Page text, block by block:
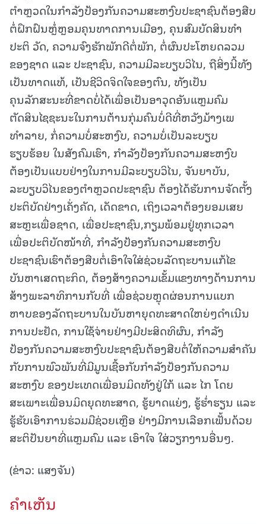
ຕຳຫຼວດໃນກຳລັງປ້ອງກັນຄວາມສະຫງົບປະຊາຊົນຕ້ອງສືບ
ຕໍ່ຝຶກຝົນຫຼໍ່ຫຼອມຄຸນທາດການເມືອງ, ຄຸນສົມບັດສິນທໍາ
ປະຕິ ວັດ, ຄວາມຈົງຮັກພັກດີຕໍ່ພັກ, ຕໍ່ຜົນປະໂຫຍດລວມ
ຂອງຊາດ ແລະ ປະຊາຊົນ, ຄວາມມີລະບຽບວິໄນ, ຖືສິ່ງນີ້ທັງ
ເປັນທາດແທ້, ເປັນຊີວິດຈິດໃຈຂອງຕົນ, ທັງເປັນ
ຄຸນລັກສະນະທີ່ຂາດບໍ່ໄດ້ເພື່ອເປັນອາວຸດອັນແຫຼມຄົມ
ຕັດສິນໄຊຊະນະໃນການຕ້ານກຸ່ມຄົນບໍ່ດີທີ່ຫວັງມ້າງເພ
ທຳລາຍ, ກໍ່ຄວາມບໍ່ສະຫງົບ, ຄວາມບໍ່ເປັນລະບຽບ
ຮຽບຮ້ອຍ ໃນສັງຄົມເຮົາ, ກໍາລັງປ້ອງກັນຄວາມສະຫງົບ
ຕ້ອງເປັນແບບຢ່າງໃນການມີລະບຽບວິໄນ, ຈັນຍາບັນ,
ລະບຽບວິໄນຂອງຕຳຫຼວດປະຊາຊົນ ຕ້ອງໄດ້ຮັບການຈັດຕັ້ງ
ປະຕິບັດຢ່າງເຄັ່ງຄັດ, ເດັດຂາດ, ເຖິງເວລາຕ້ອງຍອມເສຍ
ສະຫຼະເພື່ອຊາດ, ເພື່ອປະຊາຊົນ,ກຽມພ້ອມຢູ່ທຸກເວລາ
ເພື່ອປະຕິບັດໜ້າທີ່, ກຳລັງປ້ອງກັນຄວາມສະຫງົບ
ປະຊາຊົນເຮົາຕ້ອງສືບຕໍ່ເອົາໃຈໃສ່ຊ່ວຍລັດຖະບານແກ້ໄຂ
ບັນຫາເສດຖະກິດ, ຕ້ອງສ້າງຄວາມເຂັ້ມແຂງທາງດ້ານການ
ສ້າງພະລາທິການກັບທີ່ ເພື່ອຊ່ວຍຫຼຸດຜ່ອນການແບກ
ຫາບຂອງລັດຖະບານໃນບັນຫາຍຸດທະສາດໃຫຍ່ໆດໍາເນີນ
ການປະຢັດ, ການໃຊ້ຈ່າຍຢ່າງມີປະສິດທິຜົນ, ກຳລັງ
ປ້ອງກັນຄວາມສະຫງົບປະຊາຊົນຕ້ອງສືບຕໍ່ໃຫ້ຄວາມສຳຄັນ
ກັບການພົວພັນທີ່ມີມູນເຊື້ອກັບກຳລັງປ້ອງກັນຄວາມ
ສະຫງົບ ຂອງປະເທດເພື່ອນມິດທັງຢູ່ໃກ້ ແລະ ໄກ ໂດຍ
ສະເພາະເພື່ອນມິດຍຸດທະສາດ, ຮູ້ຍາດແຍ່ງ, ຮູ້ຮໍ່າຮຽນ ແລະ
ຮູ້ຮັບເອົາການຮ່ວມມືຊ່ວຍເຫຼືອ ຢ່າງມີການເລືອກເຟັ້ນດ້ວຍ
ສະຕິປັນຍາທີ່ແຫຼມຄົມ ແລະ ເອົາໃຈ ໃສ່ວຽກງານອື່ນໆ.
(ຂ່າວ: ແສງຈັນ)
ຄໍາເຫັນ